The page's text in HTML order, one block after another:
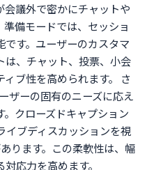
会議外で密かにチャットや
備モードでは、セッショ
す。ユーザーのカスタマ
は、チャット、投票、小会
ブ性を高められます。 さ
ザーの固有のニーズに応え
クローズドキャプション
イブディスカッションを視
ります。この柔軟性は、幅
応力を高めます。